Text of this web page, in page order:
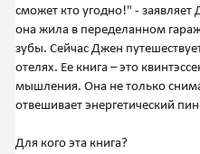
сможет кто угодно!" -
она жила в переделанном
зубы. Сейчас Джен
отелях. Ее книга – это
мышления. Она не только
отвешивает энергетический
Для кого эта книга?